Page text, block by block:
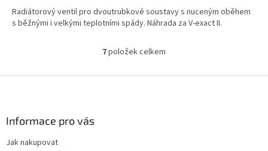
Radiátorový ventil pro dvoutrubkové soustavy s nuceným oběhem
s běžnými i velkými teplotními spády. Náhrada za V-exact II.
O
l
7položek celkem
Informace pro vás
Jak nakupovat